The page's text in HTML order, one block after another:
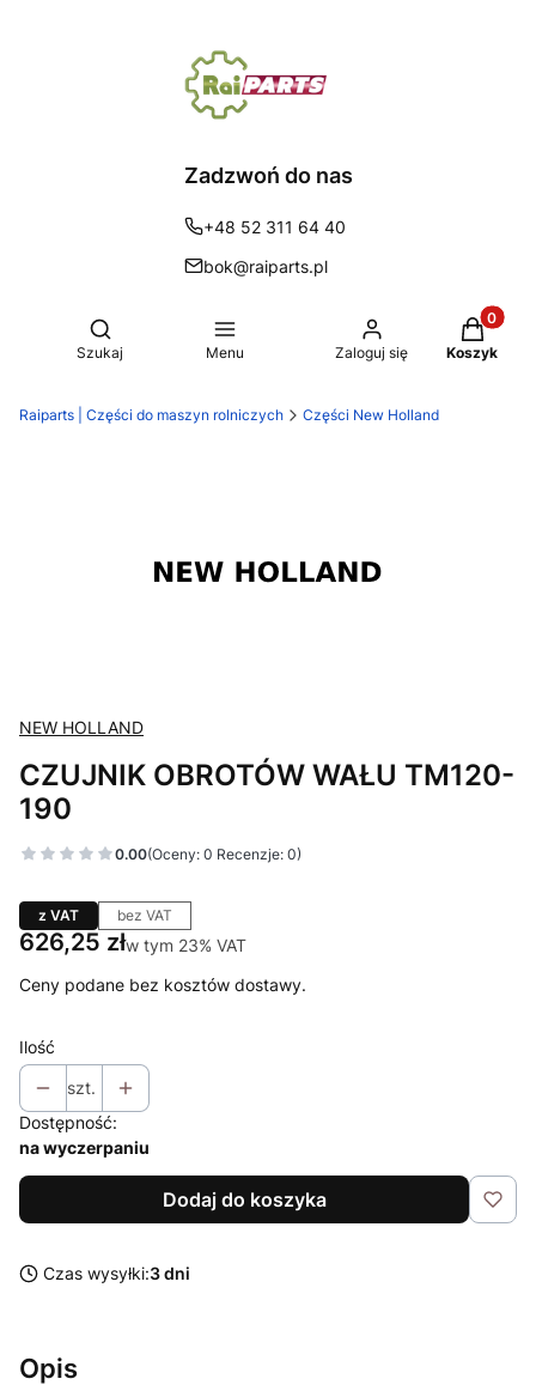
Zadzwoń do nas
+48 52 311 64 40
bok@raiparts.pl
Otwórz wyszukiwarkę
Szukaj Menu Zaloguj się Koszyk
Raiparts | Części do maszyn rolniczych Części New Holland
NEW HOLLAND
CZUJNIK OBROTÓW WAŁU TM120-
190
0.00(Oceny: 0 Recenzje: 0)
z VAT bez VAT
Cena
626,25 złw tym 23% VAT
w tym 23% VAT
Ceny podane bez kosztów dostawy.
Ilość
szt.
Dostępność:
na wyczerpaniu
Dodaj do koszyka
Czas wysyłki:3 dni
Opis